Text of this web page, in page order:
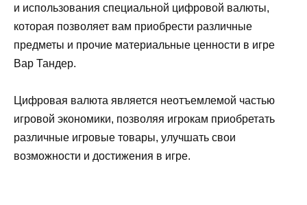
и использования специальной цифровой валюты,
которая позволяет вам приобрести различные
предметы и прочие материальные ценности в игре
Вар Тандер.
Цифровая валюта является неотъемлемой частью
игровой экономики, позволяя игрокам приобретать
различные игровые товары, улучшать свои
возможности и достижения в игре.